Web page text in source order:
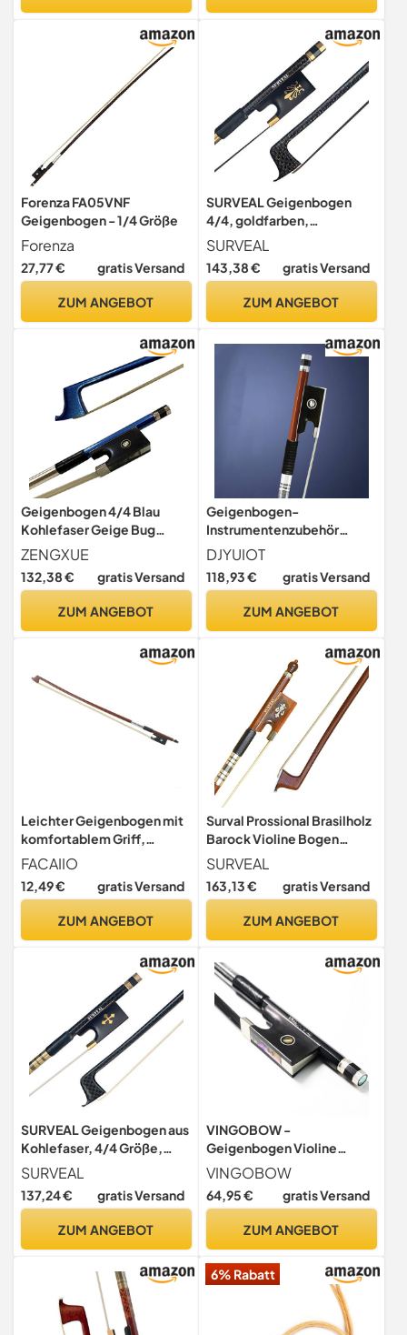
Forenza FA05VNF
Geigenbogen - 1/4 Größe
Forenza
27,77 € gratis Versand
ZUM ANGEBOT
SURVEAL Geigenbogen
4/4, goldfarben,
geflochten, Kohlefaser,
rund, Ebenholz, Frosch,
schwarzes Rosshaar,
SURVEAL
143,38 € gratis Versand
ZUM ANGEBOT
Geigenbogen 4/4 Blau
Kohlefaser Geige Bug
Carbon Faser Bogen Gut
Gleichgewicht Pferdehaar
Violin Bow Accessoires
ZENGXUE
132,38 € gratis Versand
ZUM ANGEBOT
Geigenbogen-
Instrumentenzubehör
Violinbogen Bogenstange
Violinbogen Brasilianisches
Sandelholz Gold/Silber(4/4
DJYUIOT
118,93 € gratis Versand
ZUM ANGEBOT
Leichter Geigenbogen mit
komfortablem Griff,
perfekt für Anfänger (1/10)
FACAIIO
12,49 € gratis Versand
ZUM ANGEBOT
Surval Prossional Brasilholz
Barock Violine Bogen
Ochsenhorn geschnitzt
Frosch mit bestem
Mongolei Pferdeschwanz,
de Violino Größe 4/4 4/4
SURVEAL
163,13 € gratis Versand
ZUM ANGEBOT
SURVEAL Geigenbogen aus
Kohlefaser, 4/4 Größe,
Geigenbogen,
Geigenbogen, Gitterstab,
mit warmem Klang, gutes
SURVEAL
137,24 € gratis Versand
ZUM ANGEBOT
VINGOBOW -
Geigenbogen Violine
Geigen bogen Kohlefaser
Carbon Bow Schwarzes
Rosshaar für lauteren Klang
VINGOBOW
64,95 € gratis Versand
ZUM ANGEBOT
6% Rabatt